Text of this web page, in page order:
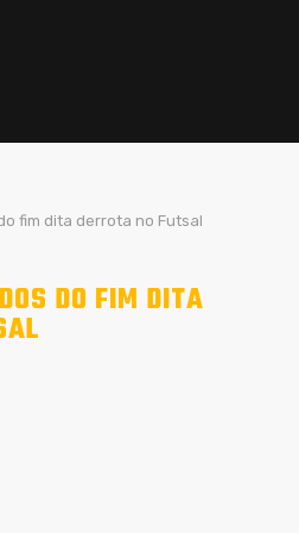
fim dita derrota no Futsal
DO FIM DITA